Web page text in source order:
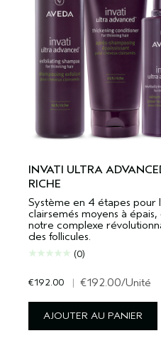
INVATI ULTRA
RICHE
Système en 4 étapes pour
clairsemés moyens à
notre complexe
des follicules.
(0)
€192.00 | €192.00/Unité
AJOUTER AU PANIER